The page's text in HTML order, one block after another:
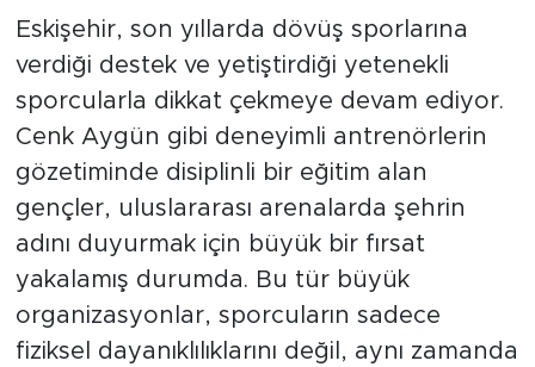
Eskişehir, son yıllarda dövüş sporlarına
verdiği destek ve yetiştirdiği yetenekli
sporcularla dikkat çekmeye devam ediyor.
Cenk Aygün gibi deneyimli antrenörlerin
gözetiminde disiplinli bir eğitim alan
gençler, uluslararası arenalarda şehrin
adını duyurmak için büyük bir fırsat
yakalamış durumda. Bu tür büyük
organizasyonlar, sporcuların sadece
fiziksel dayanıklılıklarını değil, aynı zamanda